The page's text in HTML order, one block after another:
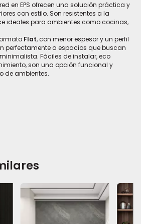
en EPS ofrecen una solución práctica y
con estilo. Son resistentes a la
ideales para ambientes como cocinas,
Flat, con menor espesor y un perfil
perfectamente a espacios que buscan
Fáciles de instalar, eco
son una opción funcional y
de ambientes.